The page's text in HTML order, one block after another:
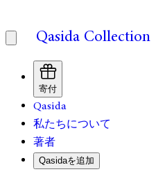
Qasida Collection
寄付
Qasida
私たちについて
著者
Qasidaを追加